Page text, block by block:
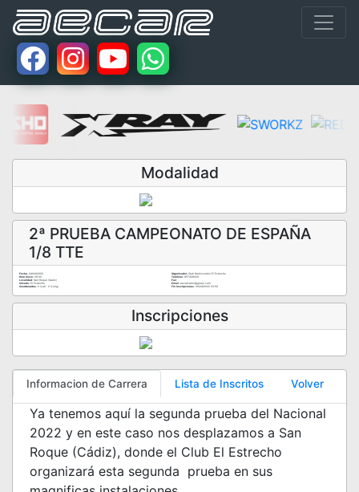
Modalidad
2ª PRUEBA CAMPEONATO DE ESPAÑA
1/8 TTE
Fecha:24/04/2022 Organizador:
Club Radiocontrol El Estrecho
Hora Inicio:
Teléfono:
657326029
Localidad:San Roque (Cadiz)
Fax:
Circuito:
El Estrecho Email:aecarcadiz@gmail.com
Coordenadas:
0 (Lat) - 0 (Long) Fin Inscripciones:20/04/2022 23:59
Inscripciones
Informacion de Carrera Lista de Inscritos Volver
Ya tenemos aquí la segunda prueba del Nacional
2022 y en este caso nos desplazamos a San
Roque (Cádiz), donde el Club El Estrecho
organizará esta segunda prueba en sus